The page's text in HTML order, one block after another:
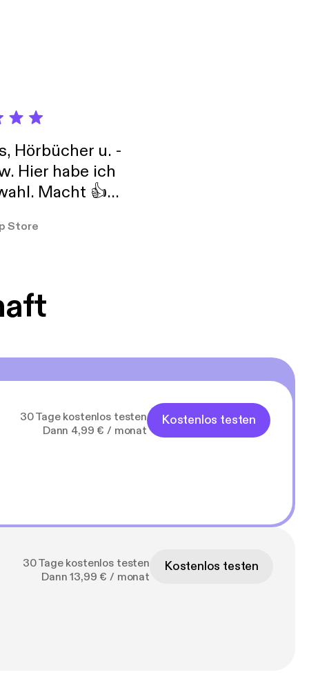
Hörbücher u. -
Hier habe ich
Macht 👍
Store
30 Tage kostenlos testen
Dann 4,99 € / monat
Kostenlos testen
30 Tage kostenlos testen
Dann 13,99 € / monat
Kostenlos testen